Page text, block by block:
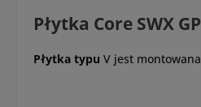
Płytka Core SWX
Płytka typu V jest